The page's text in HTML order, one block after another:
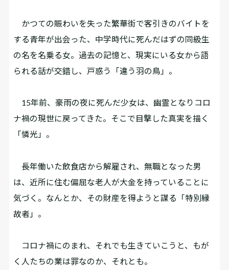
かつての賑わいを失った繁華街で客引きのバイトを
する青年が出会った、中学時代に死んだはずの同級生
の名を名乗る女。過去の記憶と、現実にいる女から語
られる話が交錯し、戸惑う「違う羽の鳥」。
15年前、豪雨の夜に死んだ少女は、幽霊となりコロ
ナ禍の現世に戻ってきた。そこで目撃した真実を描く
「憐光」。
長年働いた飲食店から解雇され、無職となった男
は、近所に住む偏屈な老人が大金を持っていることに
気づく。なんとか、その財産を得ようと謀る「特別縁
故者」。
コロナ禍にのまれ、それでも生きていこうと、もが
く人たちの業は罪なのか、それとも――。